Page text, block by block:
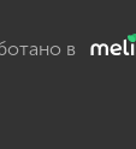
в